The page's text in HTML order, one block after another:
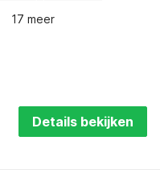
17 meer
Details bekijken